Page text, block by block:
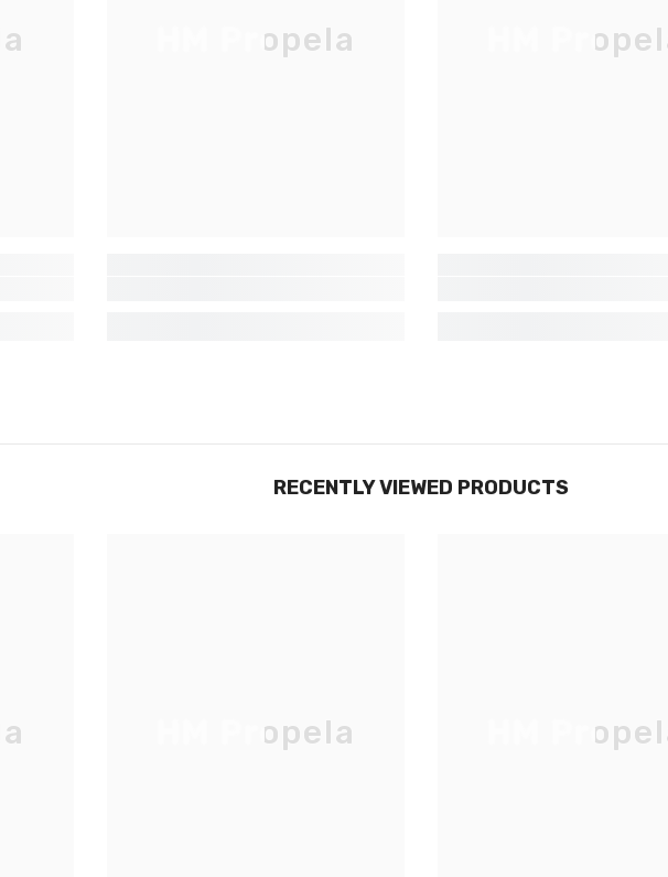
HM Propela HM
RECENTLY VIEWED PRODUCTS
HM Propela HM